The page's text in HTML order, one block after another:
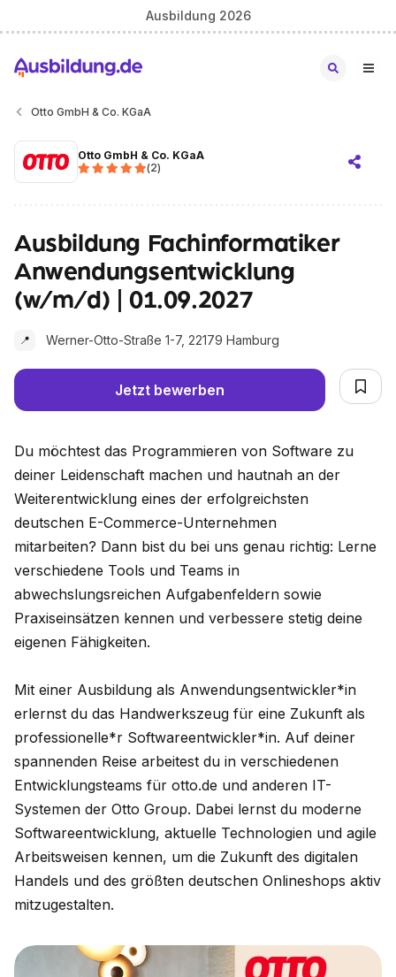
Ausbildung 2026
Otto GmbH & Co. KGaA
Otto GmbH & Co. KGaA
(2)
Ausbildung Fachinformatiker
Anwendungsentwicklung
(w/m/d) | 01.09.2027
📍 Werner-Otto-Straße 1-7, 22179 Hamburg
Jetzt bewerben
Du möchtest das Programmieren von Software zu
deiner Leidenschaft machen und hautnah an der
Weiterentwicklung eines der erfolgreichsten
deutschen E-Commerce-Unternehmen
mitarbeiten? Dann bist du bei uns genau richtig: Lerne
verschiedene Tools und Teams in
abwechslungsreichen Aufgabenfeldern sowie
Praxiseinsätzen kennen und verbessere stetig deine
eigenen Fähigkeiten.
Mit einer Ausbildung als Anwendungsentwickler*in
erlernst du das Handwerkszeug für eine Zukunft als
professionelle*r Softwareentwickler*in. Auf deiner
spannenden Reise arbeitest du in verschiedenen
Entwicklungsteams für otto.de und anderen IT-
Systemen der Otto Group. Dabei lernst du moderne
Softwareentwicklung, aktuelle Technologien und agile
Arbeitsweisen kennen, um die Zukunft des digitalen
Handels und des größten deutschen Onlineshops aktiv
mitzugestalten.